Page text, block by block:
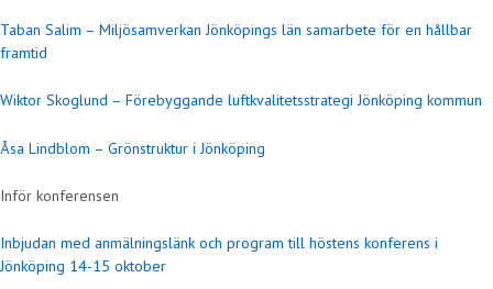
Taban Salim – Miljösamverkan Jönköpings län samarbete för en hållbar
framtid
Wiktor Skoglund – Förebyggande luftkvalitetsstrategi Jönköping kommun
Åsa Lindblom – Grönstruktur i Jönköping
Inför konferensen
Inbjudan med anmälningslänk och program till höstens konferens i
Jönköping 14-15 oktober